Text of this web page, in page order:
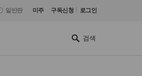
일반판 미주 구독신청 로그인